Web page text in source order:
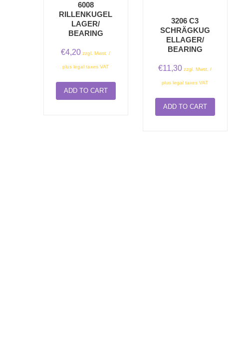
6008
RILLENKUGEL
LAGER/
BEARING
€4,20 zzgl. Mwst. /
plus legal taxes VAT
ADD TO CART
3206 C3
SCHRÄGKUG
ELLAGER/
BEARING
€11,30 zzgl. Mwst. /
plus legal taxes VAT
ADD TO CART